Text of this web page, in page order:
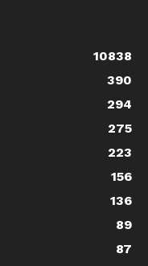
10838
390
294
275
223
156
136
89
87